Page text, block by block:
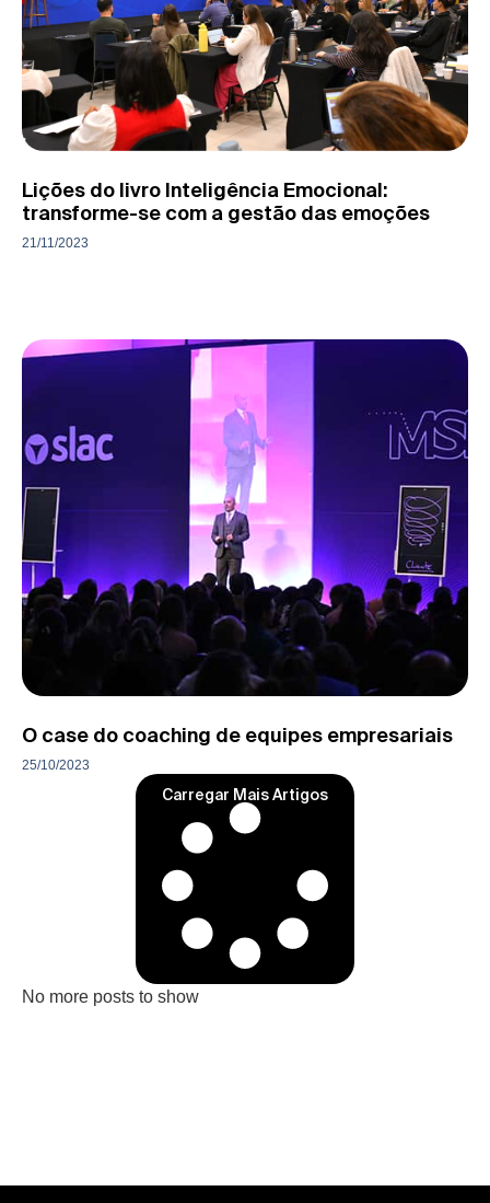
Lições do livro Inteligência Emocional:
transforme-se com a gestão das emoções
21/11/2023
O case do coaching de equipes empresariais
25/10/2023
Carregar Mais Artigos
No more posts to show